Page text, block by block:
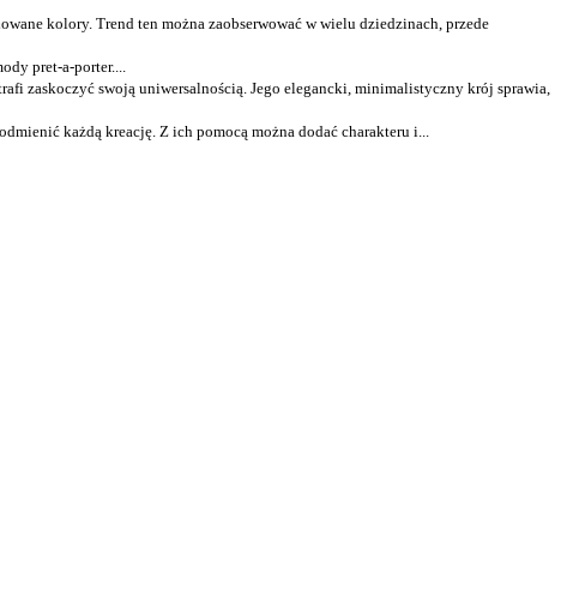
kolory. Trend ten można zaobserwować w wielu dziedzinach, przede
pret-a-porter....
zaskoczyć swoją uniwersalnością. Jego elegancki, minimalistyczny krój sprawia,
każdą kreację. Z ich pomocą można dodać charakteru i...